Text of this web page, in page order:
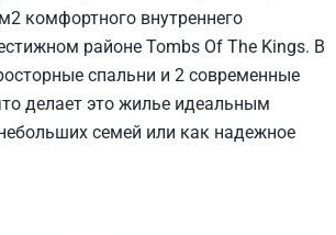
комфортного внутреннего
районе Tombs Of The Kings. В
спальни и 2 современные
делает это жилье идеальным
семей или как надежное